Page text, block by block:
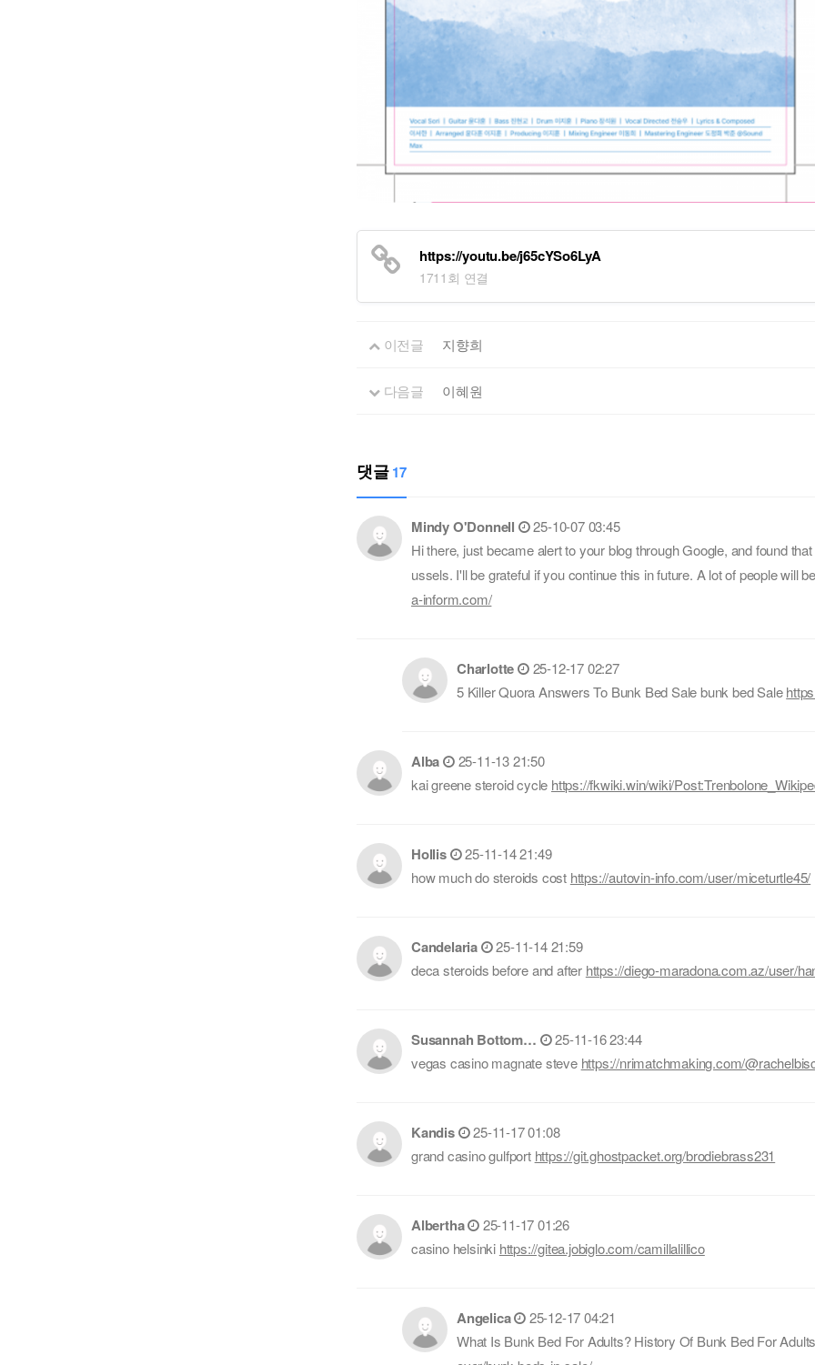
https://youtu.be/j65cYSo6LyA
1711회 연결
이전글 지향희
다음글 이혜원
댓글17
Mindy O'Donnell
25-10-07 03:45
Hi there, just became alert to your blog through Google, and found
ussels. I'll be grateful if you continue this in future. A lot of people will
a-inform.com/
Charlotte
25-12-17 02:27
5 Killer Quora Answers To Bunk Bed Sale bunk bed Sale
Alba
25-11-13 21:50
kai greene steroid cycle https://fkwiki.win/wiki/
Hollis
25-11-14 21:49
how much do steroids cost https://autovin-info.com/user/miceturtle45/
Candelaria
25-11-14 21:59
deca steroids before and after https://diego-maradona.com.az/user/
Susannah Bottom…
25-11-16 23:44
vegas casino magnate steve https://nrimatchmaking.com/
Kandis
25-11-17 01:08
grand casino gulfport https://git.ghostpacket.org/brodiebrass231
Albertha
25-11-17 01:26
casino helsinki https://gitea.jobiglo.com/camillalillico
Angelica
25-12-17 04:21
What Is Bunk Bed For Adults? History Of Bunk Bed For